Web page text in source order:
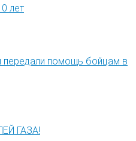
лет
передали помощь бойцам в
ГАЗА!